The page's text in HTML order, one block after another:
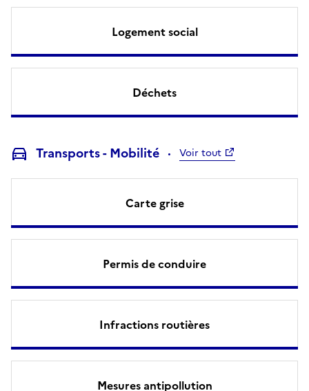
Logement social
Déchets
Transports - Mobilité Voir tout
Carte grise
Permis de conduire
Infractions routières
Mesures antipollution